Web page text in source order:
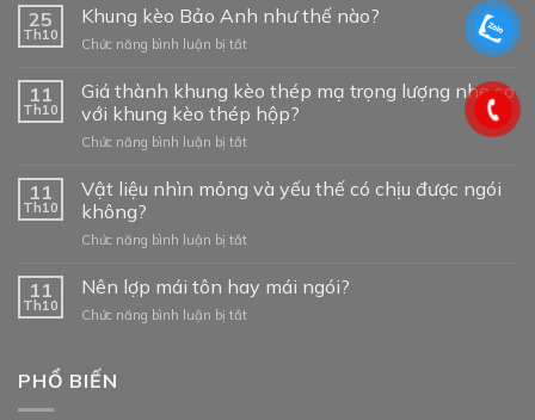
25
Th10
Khung kèo Bảo Anh như thế nào?
Chức năng bình luận bị tắtở
kèo
Bảo
Anh
như
nào?
11
Th10
Giá thành khung kèo thép mạ trọng lượng nhẹ so
với khung kèo thép hộp?
Chức năng bình luận bị tắtở
thành
khung
thép
trọng
lượng
nhẹ
11
Th10
Vật liệu nhìn mỏng và yếu thế có chịu được ngói
không?
Chức năng bình luận bị tắtở
nhìn
mỏng
11
Th10
Nên lợp mái tôn hay mái ngói?
Chức năng bình luận bị tắtở
PHỔ BIẾN